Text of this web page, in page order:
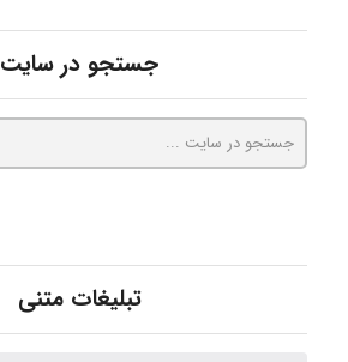
جستجو در سایت
تبلیغات متنی